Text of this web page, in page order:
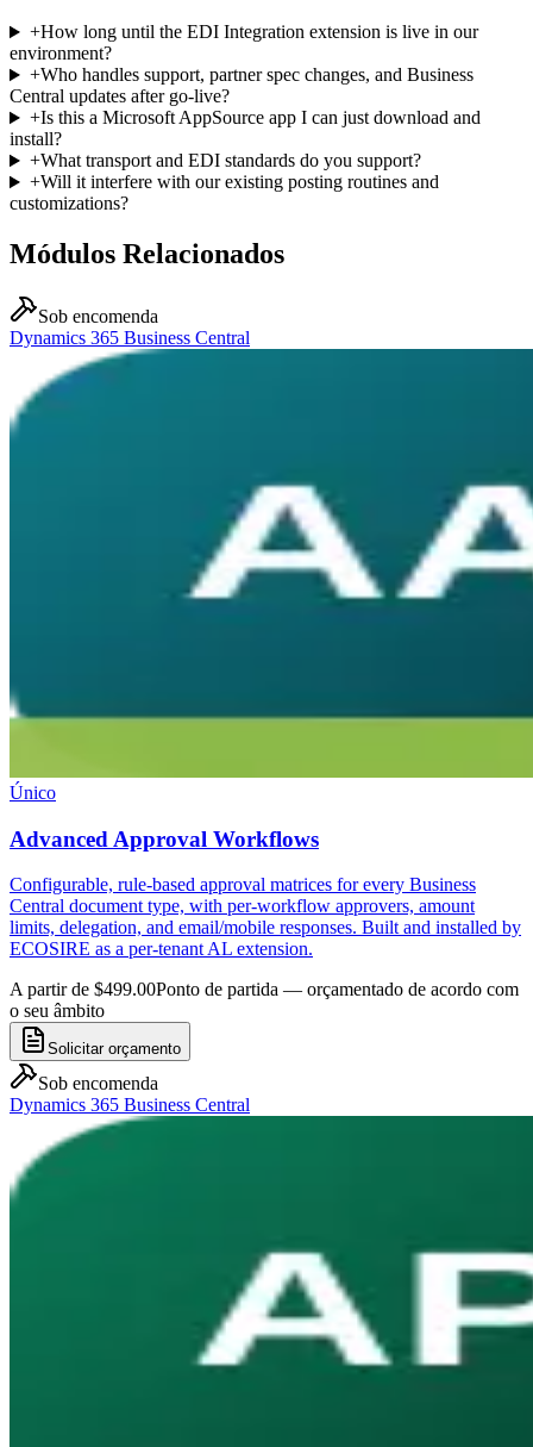
+How long until the EDI Integration extension is live in our
environment?
+Who handles support, partner spec changes, and Business
Central updates after go-live?
+Is this a Microsoft AppSource app I can just download and
install?
+What transport and EDI standards do you support?
+Will it interfere with our existing posting routines and
customizations?
Módulos Relacionados
Sob encomenda
Dynamics 365 Business Central
Único
Advanced Approval Workflows
Configurable, rule-based approval matrices for every Business
Central document type, with per-workflow approvers, amount
limits, delegation, and email/mobile responses. Built and installed by
ECOSIRE as a per-tenant AL extension.
A partir de $499.00Ponto de partida — orçamentado de acordo com
o seu âmbito
Solicitar orçamento
Sob encomenda
Dynamics 365 Business Central